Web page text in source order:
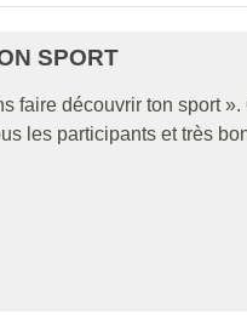
SPORT
faire découvrir ton sport
les participants et très